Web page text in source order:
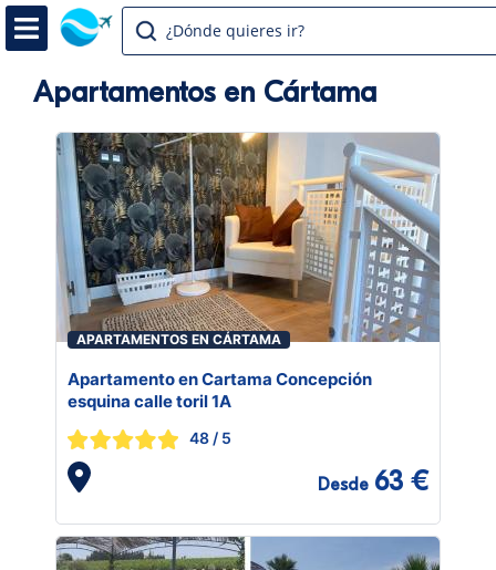
¿Dónde quieres ir?
Apartamentos en Cártama
APARTAMENTOS EN CÁRTAMA
Apartamento en Cartama Concepción
esquina calle toril 1A
48 / 5
Desde 63 €